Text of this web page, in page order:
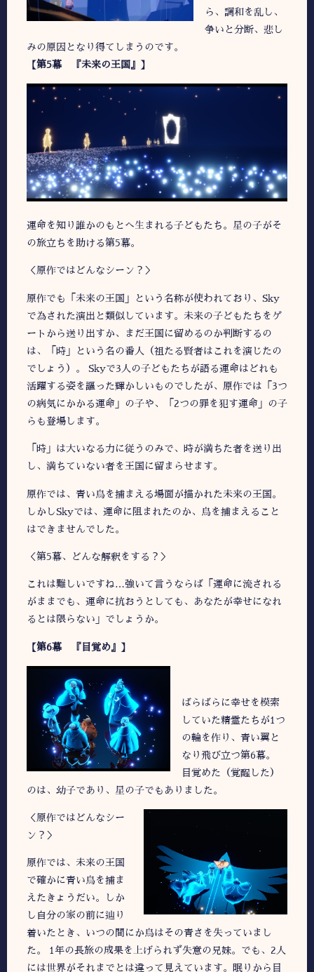
ら、調和を乱し、
争いと分断、悲し
みの原因となり得てしまうのです。
【第5幕 『未来の王国』】
運命を知り誰かのもとへ生まれる子どもたち。星の子がそ
の旅立ちを助ける第5幕。
＜原作ではどんなシーン？＞
原作でも「未来の王国」という名称が使われており、Sky
で為された演出と類似しています。未来の子どもたちをゲ
ートから送り出すか、まだ王国に留めるのか判断するの
は、「時」という名の番人（祖たる賢者はこれを演じたの
でしょう）。 Skyで3人の子どもたちが語る運命はどれも
活躍する姿を謳った輝かしいものでしたが、原作では「3つ
の病気にかかる運命」の子や、「2つの罪を犯す運命」の子
らも登場します。
「時」は大いなる力に従うのみで、時が満ちた者を送り出
し、満ちていない者を王国に留まらせます。
原作では、青い鳥を捕まえる場面が描かれた未来の王国。
しかしSkyでは、運命に阻まれたのか、鳥を捕まえること
はできませんでした。
＜第5幕、どんな解釈をする？＞
これは難しいですね…強いて言うならば「運命に流される
がままでも、運命に抗おうとしても、 あなたが幸せになれ
るとは限らない 」でしょうか。
【第6幕 『目覚め』】
ばらばらに幸せを模索
していた精霊たちが1つ
の輪を作り、青い翼と
なり飛び立つ第6幕。
目覚めた（覚醒した）
のは、幼子であり、星の子でもありました。
＜原作ではどんなシー
ン？＞
原作では、未来の王国
で確かに青い鳥を捕ま
えたきょうだい。しか
し自分の家の前に辿り
着いたとき、いつの間にか鳥はその青さを失っていまし
た。 1年の長旅の成果を上げられず失意の兄妹。でも、2人
には世界がそれまでとは違って見えています。眠りから目